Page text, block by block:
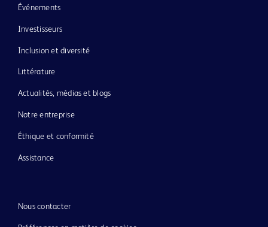
Événements
Investisseurs
Inclusion et diversité
Littérature
Actualités, médias et blogs
Notre entreprise
Éthique et conformité
Assistance
Nous contacter